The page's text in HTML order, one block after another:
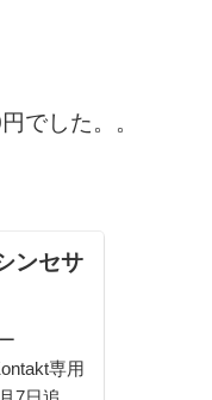
でした。。
ンセサ
専用